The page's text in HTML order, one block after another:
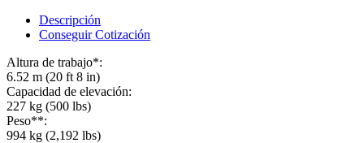
Descripción
Conseguir Cotización
Altura de trabajo*:
6.52 m (20 ft 8 in)
Capacidad de elevación:
227 kg (500 lbs)
Peso**:
994 kg (2,192 lbs)